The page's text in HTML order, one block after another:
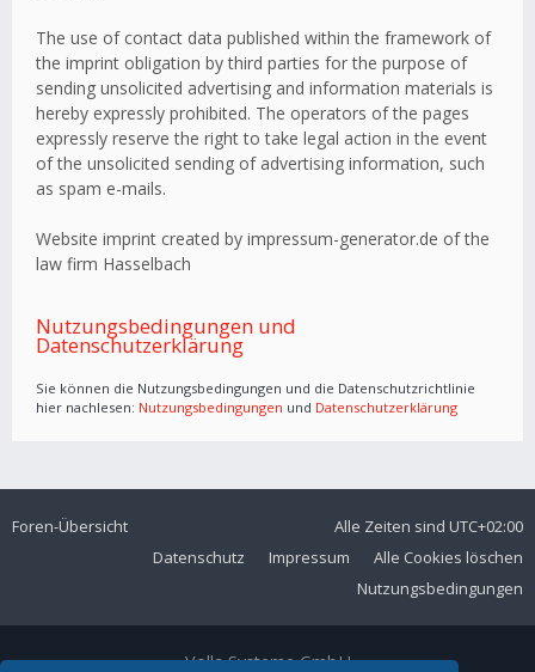
The use of contact data published within the framework of
the imprint obligation by third parties for the purpose of
sending unsolicited advertising and information materials is
hereby expressly prohibited. The operators of the pages
expressly reserve the right to take legal action in the event
of the unsolicited sending of advertising information, such
as spam e-mails.
Website imprint created by impressum-generator.de of the
law firm Hasselbach
Nutzungsbedingungen und
Datenschutzerklärung
Sie können die Nutzungsbedingungen und die Datenschutzrichtlinie
hier nachlesen: Nutzungsbedingungen und Datenschutzerklärung
Foren-Übersicht Alle Zeiten sind UTC+02:00
Alle Cookies löschen
Impressum
Datenschutz
Nutzungsbedingungen
Volla Systeme GmbH